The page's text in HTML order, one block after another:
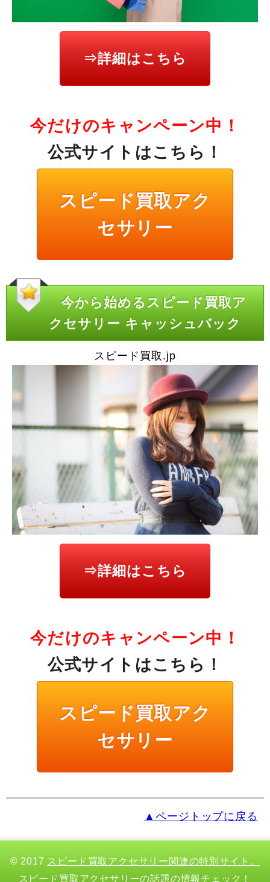
⇒詳細はこちら
今だけのキャンペーン中！
公式サイトはこちら！
スピード買取アク
セサリー
今から始めるスピード買取ア
クセサリー キャッシュバック
スピード買取.jp
⇒詳細はこちら
今だけのキャンペーン中！
公式サイトはこちら！
スピード買取アク
セサリー
▲ページトップに戻る
© 2017 スピード買取アクセサリー関連の特別サイト。
スピード買取アクセサリーの話題の情報チェック！